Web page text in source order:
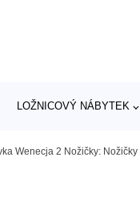
LOŽNICOVÝ NÁBYTEK
Wenecja 2 Nožičky: